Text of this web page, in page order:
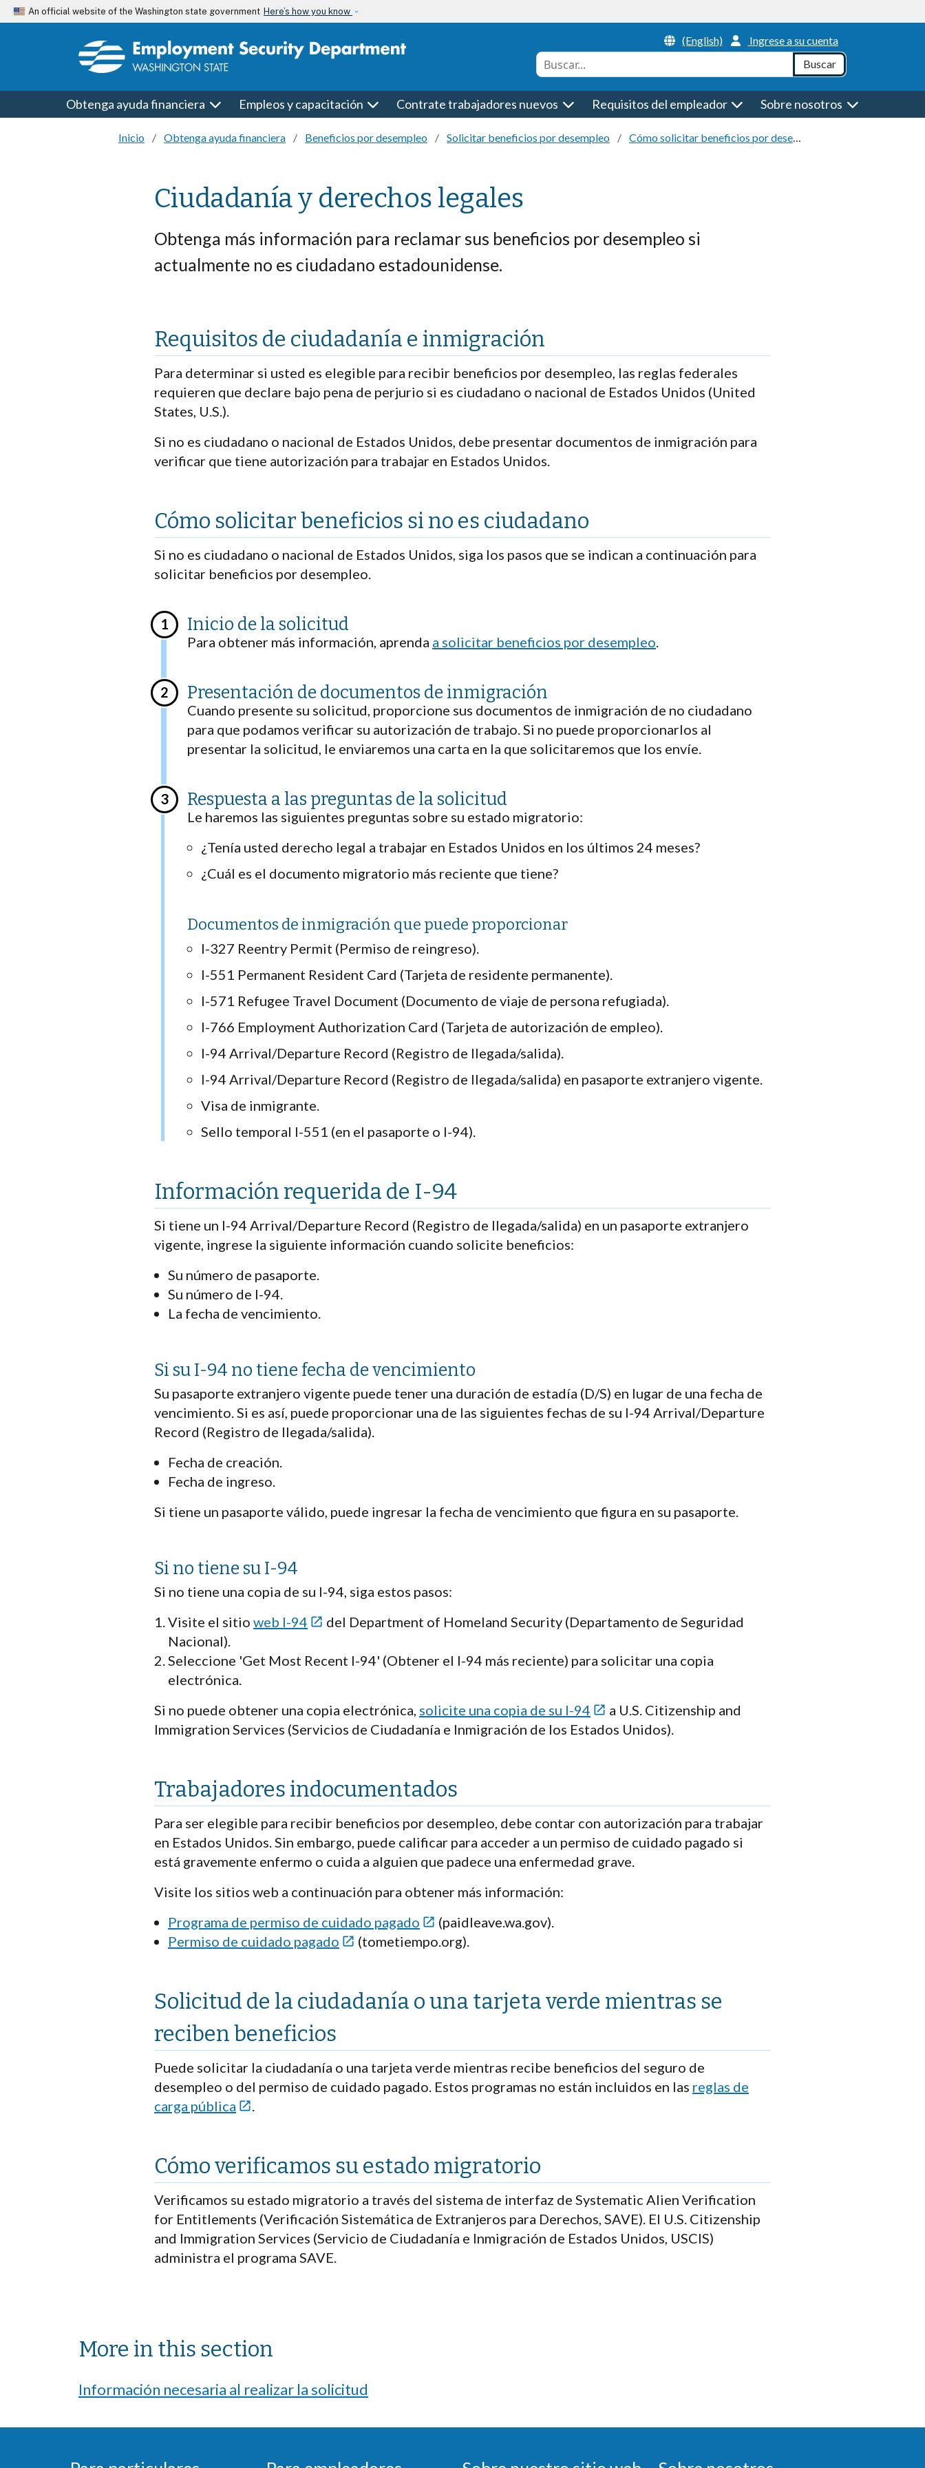
Skip to main content
An official website of the Washington state government Here’s how you know
Header Menu
(English)
Ingrese a su cuenta
Conduct a search
Buscar
Obtenga ayuda financiera Empleos y capacitación Contrate trabajadores nuevos Requisitos del empleador Sobre nosotros
Inicio Obtenga ayuda financiera Beneficios por desempleo Solicitar beneficios por desempleo Cómo solicitar beneficios por desempleo
Ciudadanía y derechos legales
Obtenga más información para reclamar sus beneficios por desempleo si
actualmente no es ciudadano estadounidense.
Requisitos de ciudadanía e inmigración
Para determinar si usted es elegible para recibir beneficios por desempleo, las reglas federales
requieren que declare bajo pena de perjurio si es ciudadano o nacional de Estados Unidos (United
States, U.S.).
Si no es ciudadano o nacional de Estados Unidos, debe presentar documentos de inmigración para
verificar que tiene autorización para trabajar en Estados Unidos.
Cómo solicitar beneficios si no es ciudadano
Si no es ciudadano o nacional de Estados Unidos, siga los pasos que se indican a continuación para
solicitar beneficios por desempleo.
Inicio de la solicitud
Para obtener más información, aprenda a solicitar beneficios por desempleo.
Presentación de documentos de inmigración
Cuando presente su solicitud, proporcione sus documentos de inmigración de no ciudadano
para que podamos verificar su autorización de trabajo. Si no puede proporcionarlos al
presentar la solicitud, le enviaremos una carta en la que solicitaremos que los envíe.
Respuesta a las preguntas de la solicitud
Le haremos las siguientes preguntas sobre su estado migratorio:
¿Tenía usted derecho legal a trabajar en Estados Unidos en los últimos 24 meses?
¿Cuál es el documento migratorio más reciente que tiene?
Documentos de inmigración que puede proporcionar
I-327 Reentry Permit (Permiso de reingreso).
I-551 Permanent Resident Card (Tarjeta de residente permanente).
I-571 Refugee Travel Document (Documento de viaje de persona refugiada).
I-766 Employment Authorization Card (Tarjeta de autorización de empleo).
I-94 Arrival/Departure Record (Registro de llegada/salida).
I-94 Arrival/Departure Record (Registro de llegada/salida) en pasaporte extranjero vigente.
Visa de inmigrante.
Sello temporal I-551 (en el pasaporte o I-94).
Información requerida de I-94
Si tiene un I-94 Arrival/Departure Record (Registro de llegada/salida) en un pasaporte extranjero
vigente, ingrese la siguiente información cuando solicite beneficios:
Su número de pasaporte.
Su número de I-94.
La fecha de vencimiento.
Si su I-94 no tiene fecha de vencimiento
Su pasaporte extranjero vigente puede tener una duración de estadía (D/S) en lugar de una fecha de
vencimiento. Si es así, puede proporcionar una de las siguientes fechas de su I-94 Arrival/Departure
Record (Registro de llegada/salida).
Fecha de creación.
Fecha de ingreso.
Si tiene un pasaporte válido, puede ingresar la fecha de vencimiento que figura en su pasaporte.
Si no tiene su I-94
Si no tiene una copia de su I-94, siga estos pasos:
Visite el sitio web I-94  del Department of Homeland Security (Departamento de Seguridad
Nacional).
Seleccione 'Get Most Recent I-94' (Obtener el I-94 más reciente) para solicitar una copia
electrónica.
Si no puede obtener una copia electrónica, solicite una copia de su I-94  a U.S. Citizenship and
Immigration Services (Servicios de Ciudadanía e Inmigración de los Estados Unidos).
Trabajadores indocumentados
Para ser elegible para recibir beneficios por desempleo, debe contar con autorización para trabajar
en Estados Unidos. Sin embargo, puede calificar para acceder a un permiso de cuidado pagado si
está gravemente enfermo o cuida a alguien que padece una enfermedad grave.
Visite los sitios web a continuación para obtener más información:
Programa de permiso de cuidado pagado  (paidleave.wa.gov).
Permiso de cuidado pagado  (tometiempo.org).
Solicitud de la ciudadanía o una tarjeta verde mientras se
reciben beneficios
Puede solicitar la ciudadanía o una tarjeta verde mientras recibe beneficios del seguro de
desempleo o del permiso de cuidado pagado. Estos programas no están incluidos en las reglas de
carga pública .
Cómo verificamos su estado migratorio
Verificamos su estado migratorio a través del sistema de interfaz de Systematic Alien Verification
for Entitlements (Verificación Sistemática de Extranjeros para Derechos, SAVE). El U.S. Citizenship
and Immigration Services (Servicio de Ciudadanía e Inmigración de Estados Unidos, USCIS)
administra el programa SAVE.
More in this section
Información necesaria al realizar la solicitud